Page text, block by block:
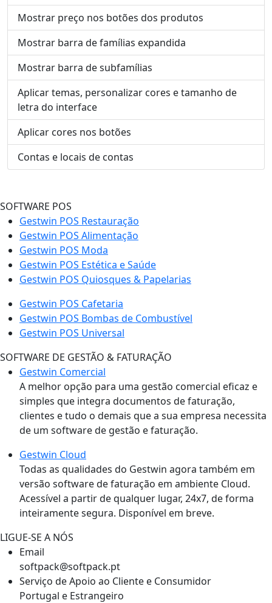
Mostrar preço nos botões dos produtos
Mostrar barra de famílias expandida
Mostrar barra de subfamílias
Aplicar temas, personalizar cores e tamanho de
letra do interface
Aplicar cores nos botões
Contas e locais de contas
SOFTWARE POS
Gestwin POS Restauração
Gestwin POS Alimentação
Gestwin POS Moda
Gestwin POS Estética e Saúde
Gestwin POS Quiosques & Papelarias
Gestwin POS Cafetaria
Gestwin POS Bombas de Combustível
Gestwin POS Universal
SOFTWARE DE GESTÃO & FATURAÇÃO
Gestwin Comercial
A melhor opção para uma gestão comercial eficaz e
simples que integra documentos de faturação,
clientes e tudo o demais que a sua empresa necessita
de um software de gestão e faturação.
Gestwin Cloud
Todas as qualidades do Gestwin agora também em
versão software de faturação em ambiente Cloud.
Acessível a partir de qualquer lugar, 24x7, de forma
inteiramente segura. Disponível em breve.
LIGUE-SE A NÓS
Email
softpack@softpack.pt
Serviço de Apoio ao Cliente e Consumidor
Portugal e Estrangeiro